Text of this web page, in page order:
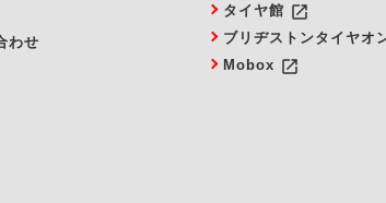
わせ
タイヤ館 launch
ブリヂストンタイヤオ
Mobox launch